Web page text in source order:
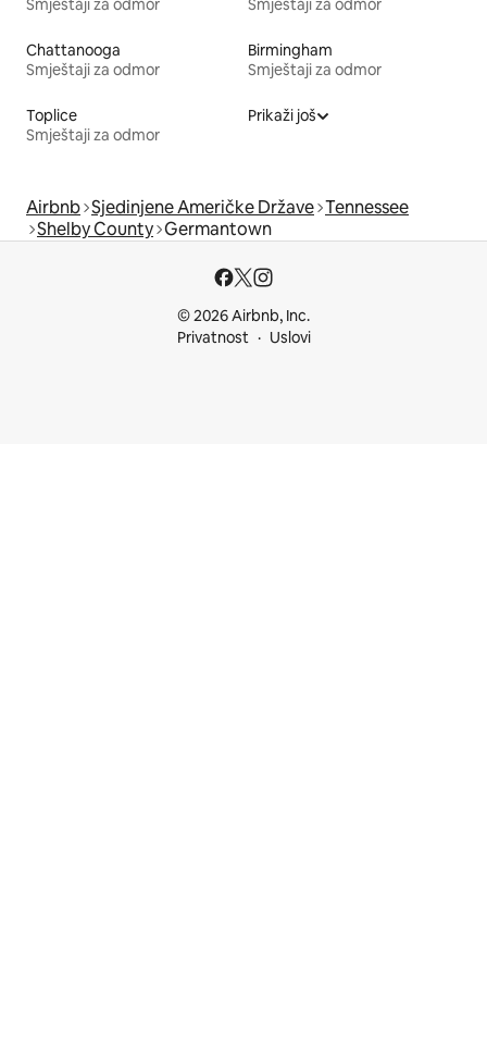
Smještaji za odmor Smještaji za odmor
Chattanooga
Smještaji za odmor
Birmingham
Smještaji za odmor
Toplice
Smještaji za odmor
Prikaži još
Airbnb Sjedinjene Američke Države Tennessee
Shelby County Germantown
© 2026 Airbnb, Inc.
Privatnost
Uslovi